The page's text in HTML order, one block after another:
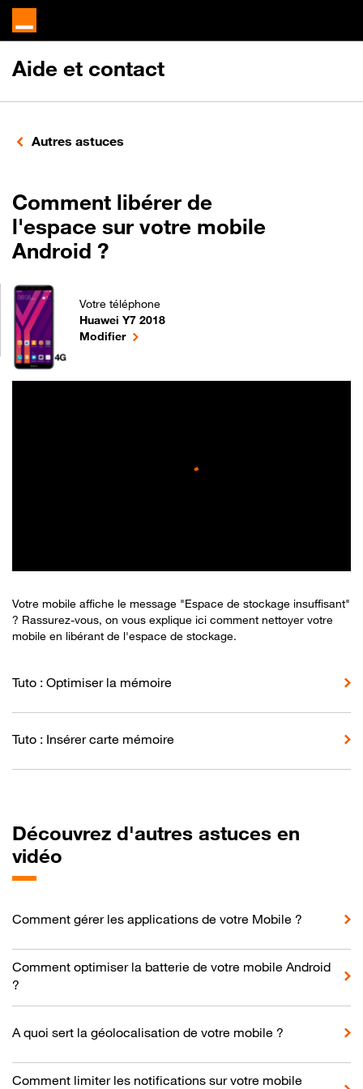
Aide et contact
Autres astuces
Comment libérer de
l'espace sur votre mobile
Android ?
Votre téléphone
Huawei Y7 2018
Comment libérer de l'espace sur votre mobile
Modifierle téléphone sélectionné
Votre mobile affiche le message "Espace de stockage insuffisant"
? Rassurez-vous, on vous explique ici comment nettoyer votre
mobile en libérant de l'espace de stockage.
Tuto : Optimiser la mémoire
Tuto : Insérer carte mémoire
Découvrez d'autres astuces en
vidéo
Comment gérer les applications de votre Mobile ?
Comment optimiser la batterie de votre mobile Android
?
A quoi sert la géolocalisation de votre mobile ?
Comment limiter les notifications sur votre mobile